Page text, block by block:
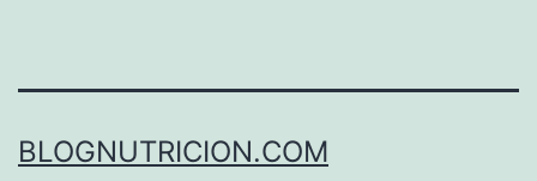
BLOGNUTRICION.COM